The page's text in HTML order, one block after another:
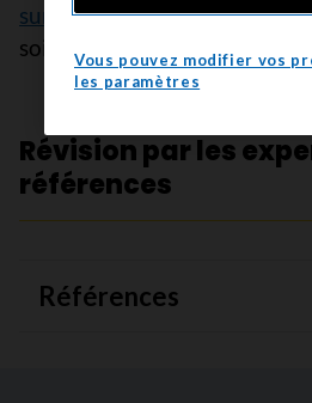
sur la greffe de cellules
soins.
Révision par les
références
Références
Vous pouvez modifier vos
les paramètres